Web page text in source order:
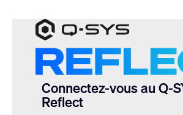
Connectez-vous au Q-
Reflect